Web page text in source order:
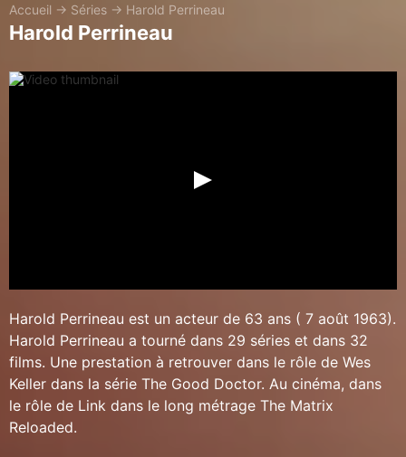
Accueil → Séries → Harold Perrineau
Harold Perrineau
Harold Perrineau est un acteur de 63 ans ( 7 août 1963).
Harold Perrineau a tourné dans 29 séries et dans 32
films. Une prestation à retrouver dans le rôle de Wes
Keller dans la série The Good Doctor. Au cinéma, dans
le rôle de Link dans le long métrage The Matrix
Reloaded.